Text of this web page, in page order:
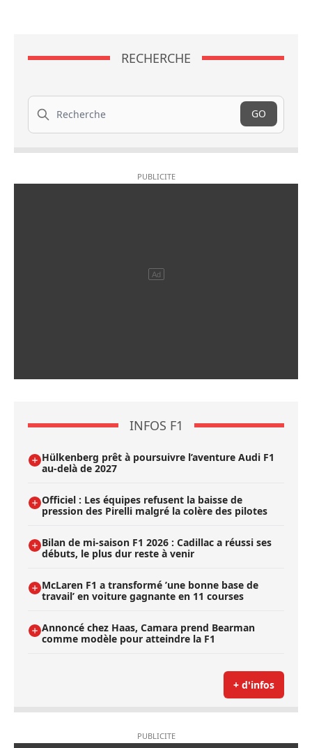
RECHERCHE
Recherche
GO
INFOS F1
Hülkenberg prêt à poursuivre l’aventure Audi F1
au-delà de 2027
Officiel : Les équipes refusent la baisse de
pression des Pirelli malgré la colère des pilotes
Bilan de mi-saison F1 2026 : Cadillac a réussi ses
débuts, le plus dur reste à venir
McLaren F1 a transformé ’une bonne base de
travail’ en voiture gagnante en 11 courses
Annoncé chez Haas, Camara prend Bearman
comme modèle pour atteindre la F1
+ d'infos